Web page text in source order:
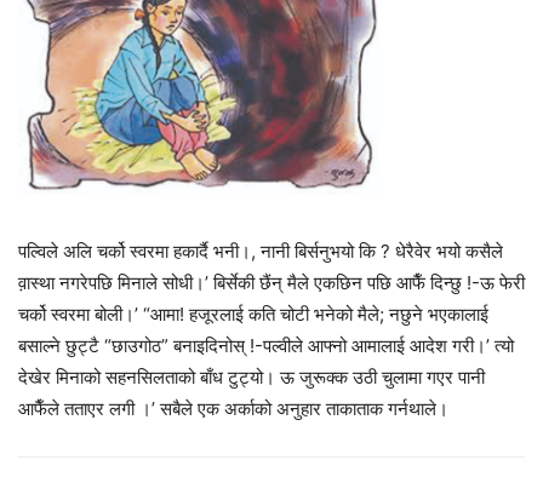
पल्विले अलि चर्को स्वरमा हकार्दै भनी।, नानी बिर्सनुभयो कि ? धेरैवेर भयो कसैले
व़ास्था नगरेपछि मिनाले सोधी।’ बिर्सेकी छैंन् मैले एकछिन पछि आफैँ दिन्छु !-ऊ फेरी
चर्को स्वरमा बोली।’ “आमा! हजूरलाई कति चोटी भनेको मैले; नछुने भएकालाई
बसाल्ने छुट्टै “छाउगोठ” बनाइदिनोस् !-पल्वीले आफ्नो आमालाई आदेश गरी।’ त्यो
देखेर मिनाको सहनसिलताको बाँध टुट्यो। ऊ जुरूक्क उठी चुलामा गएर पानी
आफैँले तताएर लगी ।’ सबैले एक अर्काको अनुहार ताकाताक गर्नथाले।